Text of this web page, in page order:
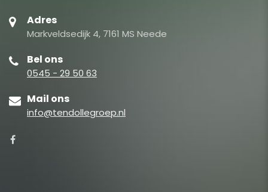
Adres
Markveldsedijk 4, 7161 MS Neede
Bel ons
0545 - 29 50 63
Mail ons
info@tendollegroep.nl